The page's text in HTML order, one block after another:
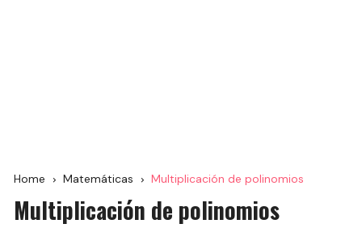
Home Matemáticas Multiplicación de polinomios
Multiplicación de polinomios